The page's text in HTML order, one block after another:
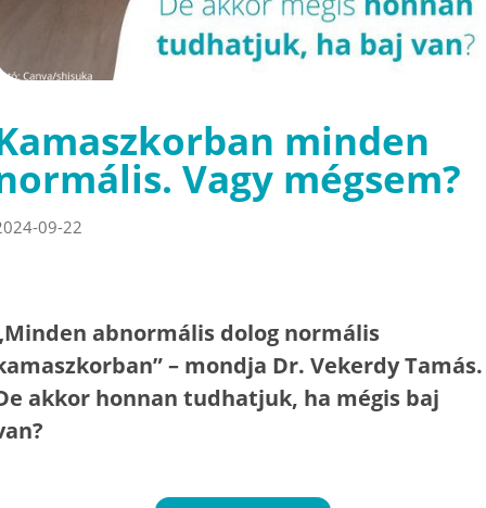
minden
Vagy mégsem?
09-22
abnormális dolog normális
– mondja Dr. Vekerdy Tamás.
akkor honnan tudhatjuk, ha mégis baj